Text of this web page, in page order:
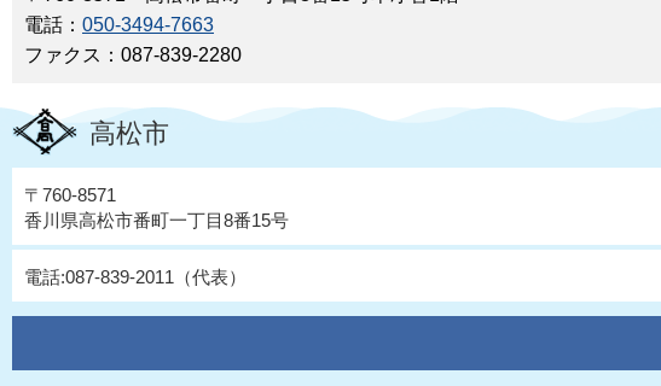
電話： 050-3494-7663
ファクス：087-839-2280
高松市
〒760-8571
香川県高松市番町一丁目8番15号
電話:087-839-2011（代表）